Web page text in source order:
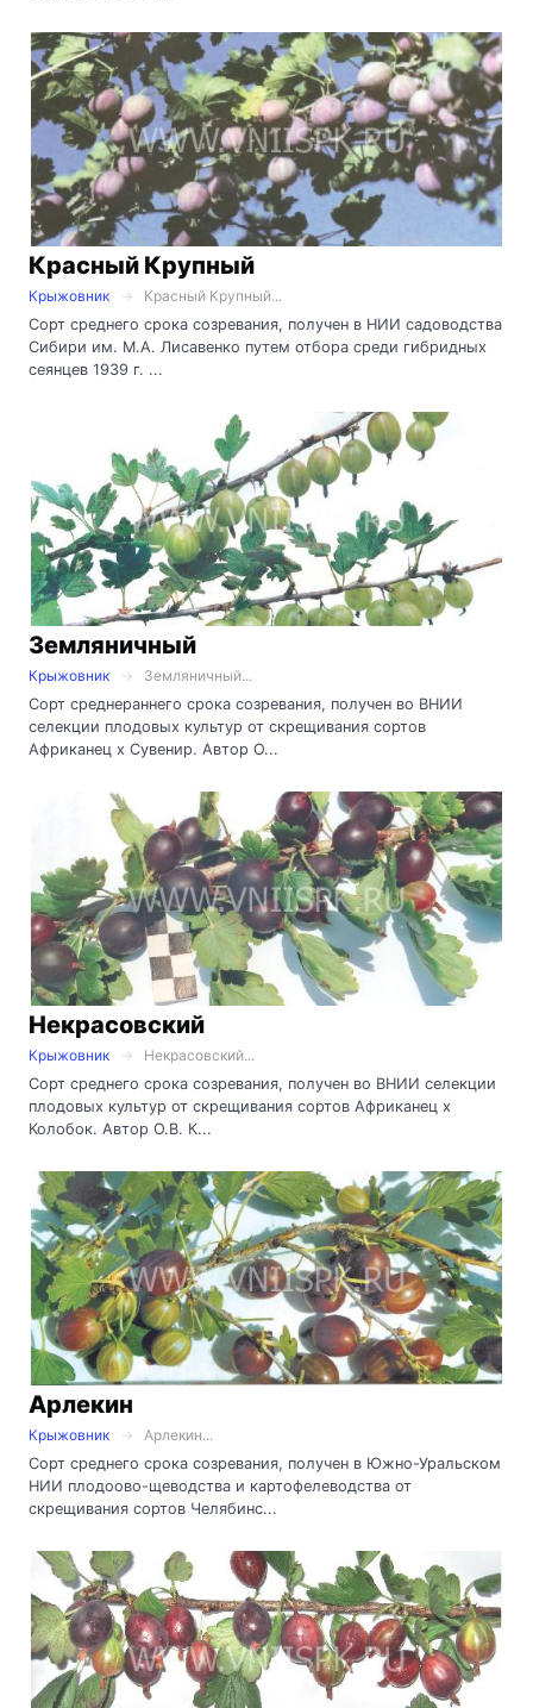
Красный Крупный
Крыжовник
Красный Крупный...
Сорт среднего срока созревания, получен в НИИ садоводства
Сибири им. М.А. Лисавенко путем отбора среди гибридных
сеянцев 1939 г. ...
Земляничный
Крыжовник
Земляничный...
Сорт среднераннего срока созревания, получен во ВНИИ
селекции плодовых культур от скрещивания сортов
Африканец х Сувенир. Автор О...
Некрасовский
Крыжовник
Некрасовский...
Сорт среднего срока созревания, получен во ВНИИ селекции
плодовых культур от скрещивания сортов Африканец х
Колобок. Автор О.В. К...
Арлекин
Крыжовник
Арлекин...
Сорт среднего срока созревания, получен в Южно-Уральском
НИИ плодоово-щеводства и картофелеводства от
скрещивания сортов Челябинс...